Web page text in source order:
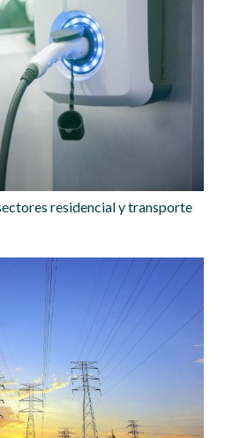
residencial y transporte